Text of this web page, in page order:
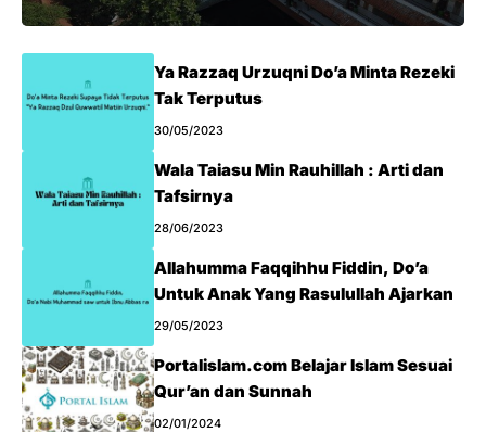
Ya Razzaq Urzuqni Do’a Minta Rezeki
Tak Terputus
30/05/2023
Wala Taiasu Min Rauhillah : Arti dan
Tafsirnya
28/06/2023
Allahumma Faqqihhu Fiddin, Do’a
Untuk Anak Yang Rasulullah Ajarkan
29/05/2023
Portalislam.com Belajar Islam Sesuai
Qur’an dan Sunnah
02/01/2024